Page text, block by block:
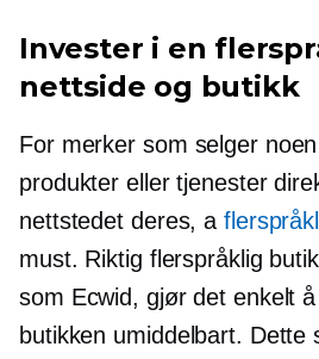
Invester i en
nettside og butikk
For merker som selger
produkter eller tjenester
nettstedet deres, a
must. Riktig flerspråklig
som Ecwid, gjør det enkelt
butikken umiddelbart. Dette